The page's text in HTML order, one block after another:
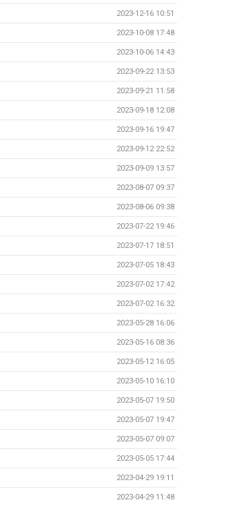
2023-12-16 10:51
2023-10-08 17:48
2023-10-06 14:43
2023-09-22 13:53
2023-09-21 11:58
2023-09-18 12:08
2023-09-16 19:47
2023-09-12 22:52
2023-09-09 13:57
2023-08-07 09:37
2023-08-06 09:38
2023-07-22 19:46
2023-07-17 18:51
2023-07-05 18:43
2023-07-02 17:42
2023-07-02 16:32
2023-05-28 16:06
2023-05-16 08:36
2023-05-12 16:05
2023-05-10 16:10
2023-05-07 19:50
2023-05-07 19:47
2023-05-07 09:07
2023-05-05 17:44
2023-04-29 19:11
2023-04-29 11:48